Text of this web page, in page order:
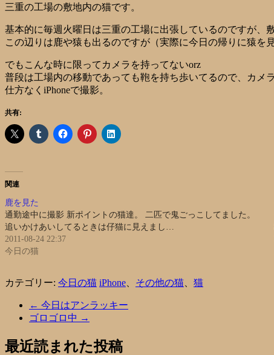
三重の工場の敷地内の猫です。
基本的に毎週火曜日は三重の工場に出張しているのですが、
この辺りは鹿や猿も出るのですが（実際に今日の帰りに猿を
でもこんな時に限ってカメラを持ってないorz
普段は工場内の移動であっても鞄を持ち歩いてるので、カメ
仕方なくiPhoneで撮影。
共有:
関連
鹿を見た
通勤途中に撮影 新ポイントの猫達。 二匹で鬼ごっこしてました。
追いかけあいしてるときは仔猫に見えまし…
2011-08-24 22:37
今日の猫
カテゴリー: 今日の猫 iPhone その他の猫 猫
← 今日はアンラッキー
ゴロゴロ中 →
最近読まれた投稿